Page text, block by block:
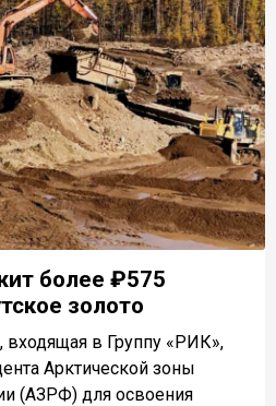
более ₽575
золото
входящая в Группу «РИК»,
Арктической зоны
(АЗРФ) для освоения